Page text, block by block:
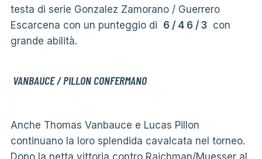
testa di serie Gonzalez Zamorano / Guerrero
Escarcena con un punteggio di 6 / 4 6 / 3con
grande abilità.
VANBAUCE / PILLON CONFERMANO
Anche Thomas Vanbauce e Lucas Pillon
continuano la loro splendida cavalcata nel torneo.
Dopo la netta vittoria contro Raichman/Muesser al